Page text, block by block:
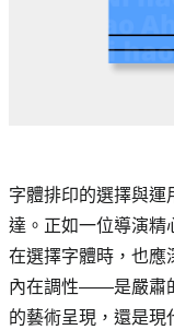
字體排印的選擇與運
達。正如一位導演精
在選擇字體時，也應
內在調性——是嚴肅
的藝術呈現，還是現